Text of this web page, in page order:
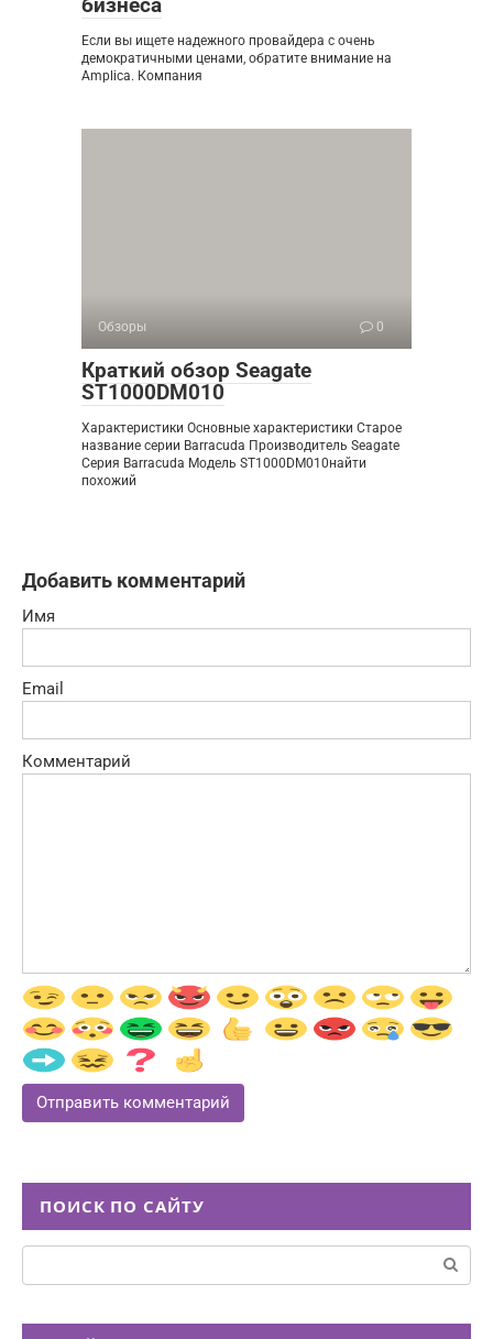
бизнеса
Если вы ищете надежного провайдера с очень
демократичными ценами, обратите внимание на
Amplica. Компания
Обзоры 0
Краткий обзор Seagate
ST1000DM010
Характеристики Основные характеристики Старое
название серии Barracuda Производитель Seagate
Серия Barracuda Модель ST1000DM010найти
похожий
Добавить комментарий
Имя
Email
Комментарий
ПОИСК ПО САЙТУ
Поиск: